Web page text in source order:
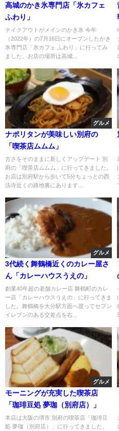
高城のかき氷専門店「氷カフェ
ふわり」
テイクアウトがメインのかき氷 今年
（2022年）の7月16日にオープンしたかき
氷専門店「氷カフェ ふわり」に行ってみ
ました。お店の場所は高城...
グルメ
ナポリタンが美味しい別府の
「喫茶店ムムム」
古さをそのままに新しくアップデート 別
府の「喫茶店ムムム」に行ってきました。
お店は別府駅から歩いて5分ちょっとの西
法寺近くの路地裏にあります...
グルメ
3代続く舞鶴橋近くのカレー屋さ
ん「カレーハウスうえの」
創業40年超の老舗カレー店 舞鶴町のカレ
ー店「カレーハウスうえの」に行ってきま
した。舞鶴橋を大分駅方面へ渡ってセブン
イレブンのある交差点を右...
グルメ
モーニングが充実した喫茶店
「珈琲豆処 夢珈（別府店）」
本店は大阪の堺市 別府の喫茶店「珈琲豆
処 夢珈（別府店）」に行ってきました。